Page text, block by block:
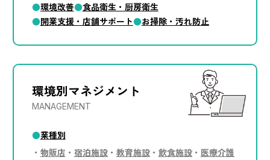
環境改善
食品衛生・厨房衛生
開業支援・店舗サポート
お掃除・汚れ防止
環境別マネジメント
MANAGEMENT
業種別
物販店
宿泊施設 教育施設 飲食施設
医療介護